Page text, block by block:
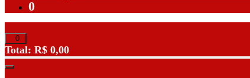
0
Total: R$ 0,00